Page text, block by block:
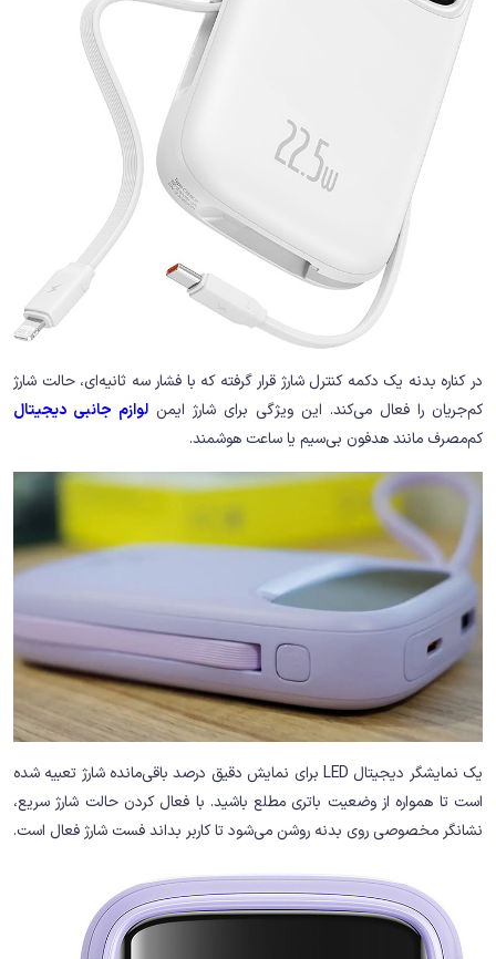
در کناره بدنه یک دکمه کنترل شارژ قرار گرفته که با فشار سه ثانیه‌ای، حالت شارژ
کم‌جریان را فعال می‌کند. این ویژگی برای شارژ ایمن لوازم جانبی دیجیتال
کم‌مصرف مانند هدفون بی‌سیم یا ساعت هوشمند.
یک نمایشگر دیجیتال LED برای نمایش دقیق درصد باقی‌مانده شارژ تعبیه شده
است تا همواره از وضعیت باتری مطلع باشید. با فعال کردن حالت شارژ سریع،
نشانگر مخصوصی روی بدنه روشن می‌شود تا کاربر بداند فست شارژ فعال است.